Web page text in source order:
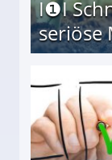
I❶I
seriöse